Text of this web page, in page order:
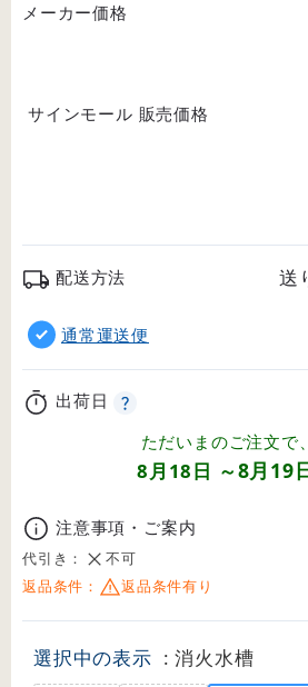
メーカー価格
サインモール 販売価格
配送方法 送
通常運送便
出荷日
ただいまのご注文で
8月18日 ～8月19
注意事項・ご案内
代引き：
不可
返品条件：
返品条件有り
選択中の表示 : 消火水槽